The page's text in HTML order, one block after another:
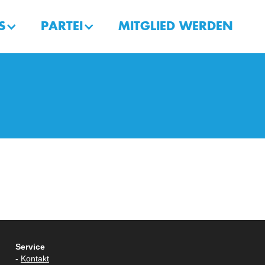
PARTEI MITGLIED WERDEN
Service
- Kontakt